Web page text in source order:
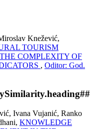
Knežević,
TOURISM
COMPLEXITY OF
, Oditor: God.
Ivana Vujanić, Ranko
KNOWLEDGE